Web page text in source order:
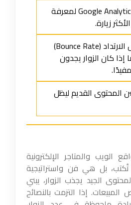
استخدم Google Analytics لمعرفة
زيارة.
حلل معدل الارتداد (Bounce Rate)
كان الزوار يجدون
القديم ليظل
الويب والمتاجر الإلكترونية
بل هي فن واستراتيجية
الجيد يجذب الزوار، يبني
إذا التزمت بالنصائح